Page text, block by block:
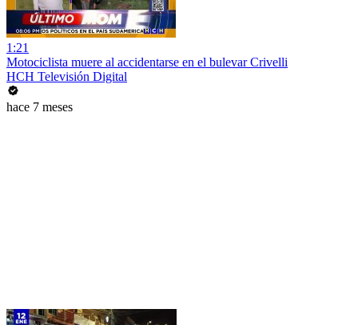
1:21
Motociclista muere al accidentarse en el bulevar Crivelli
HCH Televisión Digital
hace 7 meses